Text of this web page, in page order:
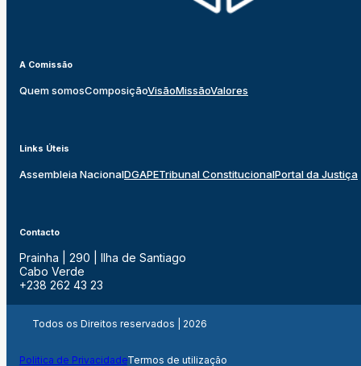
A Comissão
Quem somosComposiçãoVisãoMissãoValores
Links Úteis
Assembleia NacionalDGAPETribunal ConstitucionalPortal da Justiça
Contacto
Prainha | 290 | Ilha de Santiago
Cabo Verde
+238 262 43 23
Todos os Direitos reservados | 2026
Politica de PrivacidadeTermos de utilização